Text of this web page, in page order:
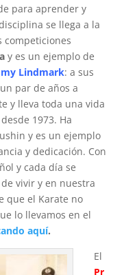
para aprender y
se llega a la
competiciones
y es un ejemplo de
Lindmark: a sus
par de años a
y lleva toda una vida
1973. Ha
y es un ejemplo
y dedicación. Con
y cada día se
vivir y en nuestra
que el Karate no
lo llevamos en el
aquí.
El
Pr